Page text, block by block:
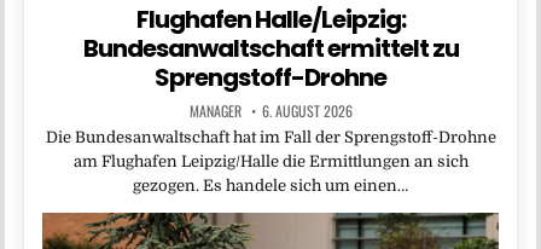
Flughafen Halle/Leipzig:
Bundesanwaltschaft ermittelt zu
Sprengstoff-Drohne
MANAGER 6. AUGUST 2026
Die Bundesanwaltschaft hat im Fall der Sprengstoff-Drohne
am Flughafen Leipzig/Halle die Ermittlungen an sich
gezogen. Es handele sich um einen…